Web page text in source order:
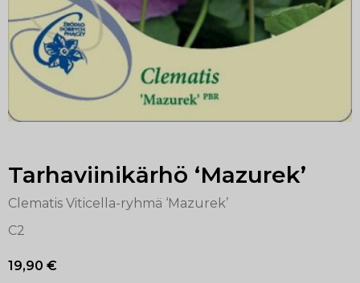
Tarhaviinikärhö ‘Mazurek’
Clematis Viticella-ryhmä ‘Mazurek’
C2
19,90 €